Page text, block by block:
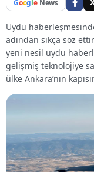
Google News
Uydu
adından sıkça söz
yeni nesil uydu
gelişmiş teknolojiye
ülke Ankara’nın